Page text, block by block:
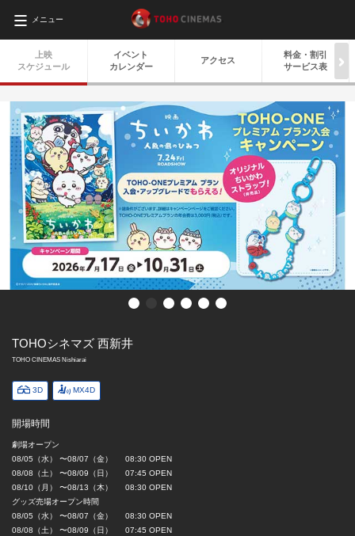
メニュー
上映
スケジュール
イベント
カレンダー
アクセス
料金・ 割引
サービス表
TOHOシネマズ 西新井
TOHO CINEMAS Nishiarai
3D MX4D
開場時間
劇場オープン
08/05（水） 〜08/07（金） 08:30 OPEN
08/08（土） 〜08/09（日） 07:45 OPEN
08/10（月） 〜08/13（木） 08:30 OPEN
グッズ売場オープン時間
08/05（水） 〜08/07（金） 08:30 OPEN
08/08（土） 〜08/09（日） 07:45 OPEN